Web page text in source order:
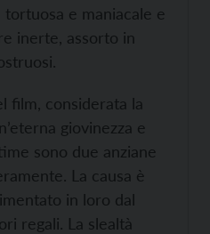
e maniacale e
inerte, assorto in
film, considerata la
giovinezza e
sono due anziane
La causa è
in loro dal
regali. La slealtà